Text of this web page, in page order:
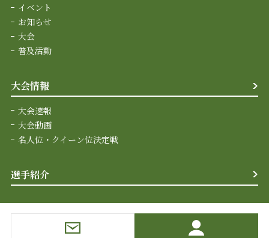
イベント
お知らせ
大会
普及活動
大会情報
大会速報
大会動画
名人位・クイーン位決定戦
選手紹介